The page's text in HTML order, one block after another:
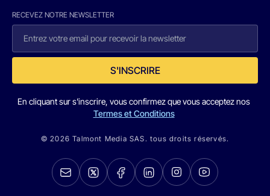
RECEVEZ NOTRE NEWSLETTER
S'INSCRIRE
En cliquant sur s'inscrire, vous confirmez que vous acceptez nos
Termes et Conditions
© 2026 Talmont Media SAS. tous droits réservés.